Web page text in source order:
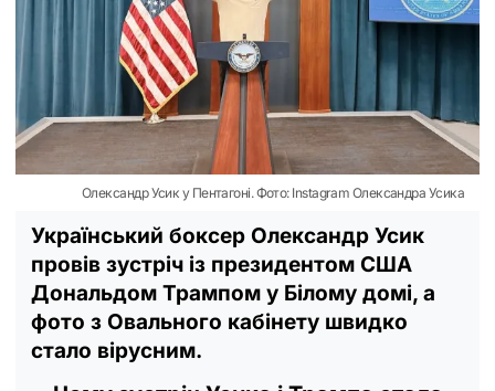
Олександр Усик у Пентагоні. Фото: Instagram Олександра Усика
Український боксер Олександр Усик
провів зустріч із президентом США
Дональдом Трампом у Білому домі, а
фото з Овального кабінету швидко
стало вірусним.